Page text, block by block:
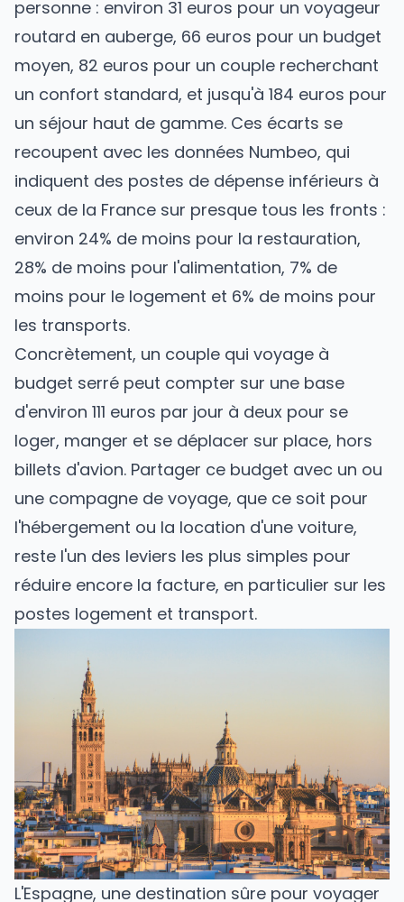
personne : environ 31 euros pour un voyageur
routard en auberge, 66 euros pour un budget
moyen, 82 euros pour un couple recherchant
un confort standard, et jusqu'à 184 euros pour
un séjour haut de gamme. Ces écarts se
recoupent avec les données Numbeo, qui
indiquent des postes de dépense inférieurs à
ceux de la France sur presque tous les fronts :
environ 24% de moins pour la restauration,
28% de moins pour l'alimentation, 7% de
moins pour le logement et 6% de moins pour
les transports.
Concrètement, un couple qui voyage à
budget serré peut compter sur une base
d'environ 111 euros par jour à deux pour se
loger, manger et se déplacer sur place, hors
billets d'avion. Partager ce budget avec un ou
une compagne de voyage, que ce soit pour
l'hébergement ou la location d'une voiture,
reste l'un des leviers les plus simples pour
réduire encore la facture, en particulier sur les
postes logement et transport.
L'Espagne, une destination sûre pour voyager